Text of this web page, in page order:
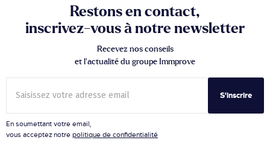
Restons en contact,
inscrivez-vous à notre newsletter
Recevez nos conseils
et l’actualité du groupe Immprove
S'inscrire
En soumettant votre email,
vous acceptez notre politique de confidentialité